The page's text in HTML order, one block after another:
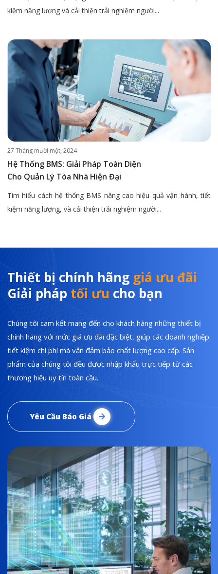
kiệm năng lượng và cải thiện trải nghiệm người...
27 Tháng mười một, 2024
Hệ Thống BMS: Giải Pháp Toàn Diện
Cho Quản Lý Tòa Nhà Hiện Đại
Tìm hiểu cách hệ thống BMS nâng cao hiệu quả vận hành, tiết
kiệm năng lượng, và cải thiện trải nghiệm người...
Thiết bị chính hãng giá ưu đãi
Giải pháp tối ưu cho bạn
Chúng tôi cam kết mang đến cho khách hàng những thiết bị
chính hãng với mức giá ưu đãi đặc biệt, giúp các doanh nghiệp
tiết kiệm chi phí mà vẫn đảm bảo chất lượng cao cấp. Sản
phẩm của chúng tôi đều được nhập khẩu trực tiếp từ các
thương hiệu uy tín toàn cầu.
Yêu Cầu Báo Giá